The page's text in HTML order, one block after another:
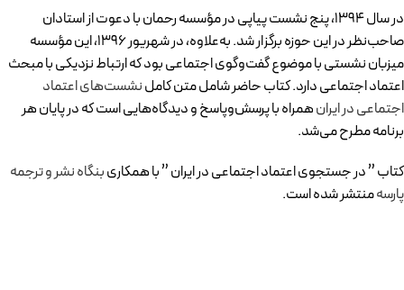
در سال ۱۳۹۴، پنج نشست پیاپی در مؤسسه رحمان با دعوت از استادان
صاحب‌نظر در این حوزه برگزار شد. به‌علاوه، در شهریور ۱۳۹۶، این مؤسسه
میزبان نشستی با موضوع گفت‌وگوی اجتماعی بود که ارتباط نزدیکی با مبحث
اعتماد اجتماعی دارد. کتاب حاضر شامل متن کاملنشست‌های اعتماد
اجتماعی در ایرانهمراه با پرسش‌وپاسخ و دیدگاه‌هایی است که در پایان هر
برنامه مطرح می‌شد.
کتاب ” در جستجوی اعتماد اجتماعی در ایران ” با همکاریبنگاه نشر و ترجمه
پارسهمنتشر شده است.